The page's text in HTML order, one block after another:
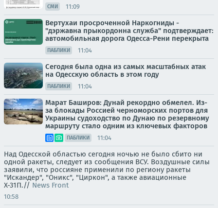
СМИ 11:09
Вертухаи просроченной Наркогниды -
"дэржавна прыкордонна служба" подтверждает:
автомобильная дорога Одесса-Рени перекрыта
ПАБЛИКИ 11:04
Сегодня была одна из самых масштабных атак
на Одесскую область в этом году
ПАБЛИКИ 11:04
Марат Баширов: Дунай рекордно обмелел. Из-
за блокады Россией черноморских портов для
Украины судоходство по Дунаю по резервному
маршруту стало одним из ключевых факторов
ПАБЛИКИ 11:04
Над Одесской областью сегодня ночью не было сбито ни
одной ракеты, следует из сообщения ВСУ. Воздушные силы
заявили, что россияне применили по региону ракеты
"Искандер", "Оникс", "Циркон", а также авиационные
Х-31П.// News Front
10:58